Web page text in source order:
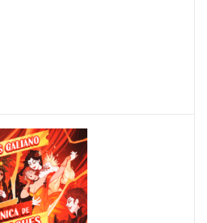
variantes. Las
de deseos